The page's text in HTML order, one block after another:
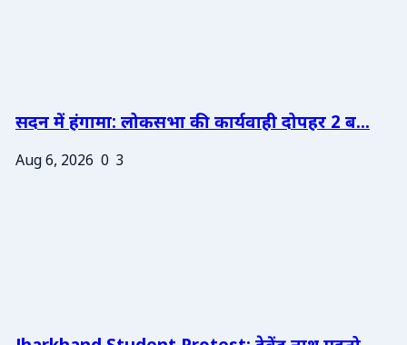
सदन में हंगामा: लोकसभा की कार्यवाही दोपहर 2 ब...
Aug 6, 2026 0 3